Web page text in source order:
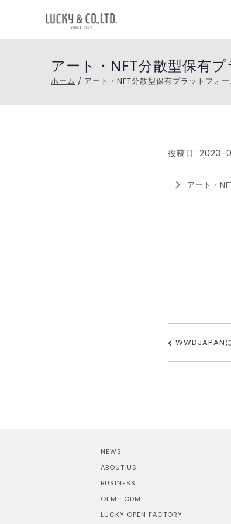
アート・NFT分散型保有
ホーム アート・NFT分散型保有プラットフォ
投稿日: 2023-
アート・
WWDJAPAN
NEWS
ABOUT US
BUSINESS
OEM・ODM
LUCKY OPEN FACTORY